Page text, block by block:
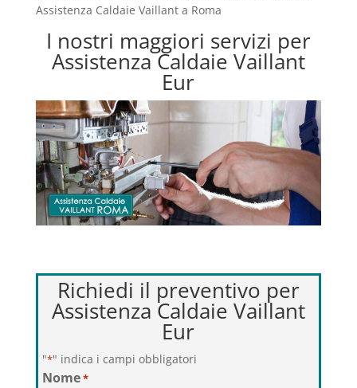
Assistenza Caldaie Vaillant a Roma
I nostri maggiori servizi per
Assistenza Caldaie Vaillant
Eur
Richiedi il preventivo per
Assistenza Caldaie Vaillant
Eur
"*" indica i campi obbligatori
Nome*